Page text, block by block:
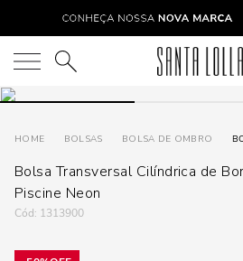
O que você está procurando?
BOLSAS BOLSA DE OMBRO
Bolsa Transversal Cilíndrica de
Piscine Neon
: 1313900